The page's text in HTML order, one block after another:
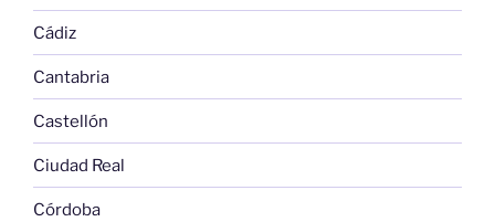
Cádiz
Cantabria
Castellón
Ciudad Real
Córdoba